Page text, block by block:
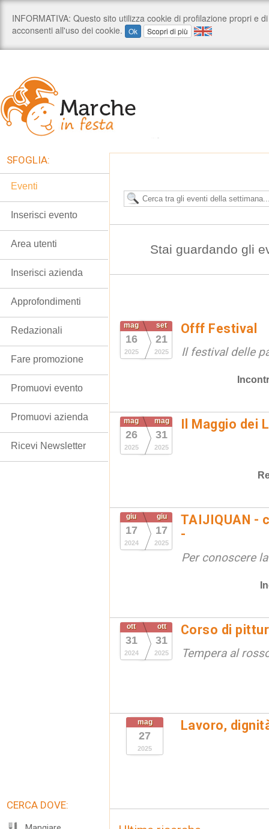
Stai guardando gli
mag
16
2025
set
21
2025
Offf Festival
Il festival delle
mag
26
2025
mag
31
2025
Il Maggio dei
giu
17
2024
giu
17
2025
TAIJIQUAN -
-
Per conoscere
ott
31
2024
ott
31
2025
Corso di
Tempera al
mag
27
2025
Lavoro,
SFOGLIA:
Eventi
Inserisci evento
Area utenti
Inserisci azienda
Approfondimenti
Redazionali
Fare promozione
Promuovi evento
Promuovi azienda
Ricevi Newsletter
CERCA DOVE: